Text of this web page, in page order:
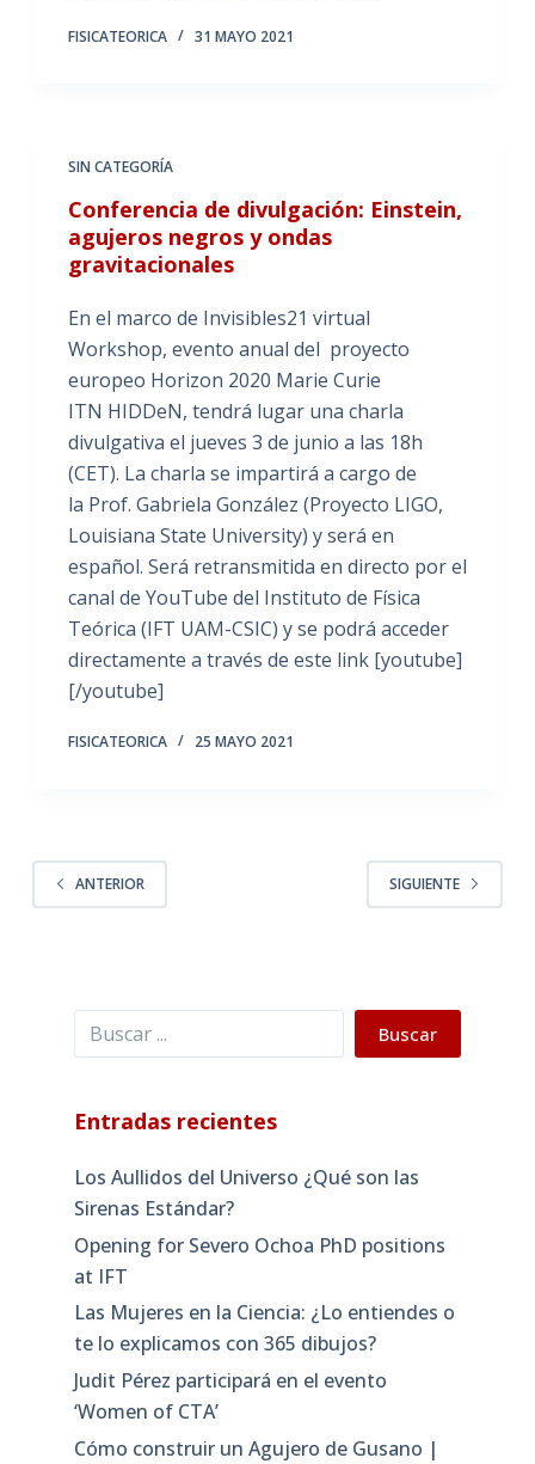
FISICATEORICA 31 MAYO 2021
SIN CATEGORÍA
Conferencia de divulgación: Einstein,
agujeros negros y ondas
gravitacionales
En el marco de Invisibles21 virtual
Workshop, evento anual del proyecto
europeo Horizon 2020 Marie Curie
ITN HIDDeN, tendrá lugar una charla
divulgativa el jueves 3 de junio a las 18h
(CET). La charla se impartirá a cargo de
la Prof. Gabriela González (Proyecto LIGO,
Louisiana State University) y será en
español. Será retransmitida en directo por el
canal de YouTube del Instituto de Física
Teórica (IFT UAM-CSIC) y se podrá acceder
directamente a través de este link [youtube]
[/youtube]
FISICATEORICA 25 MAYO 2021
ANTERIOR SIGUIENTE
Buscar Buscar
Entradas recientes
Los Aullidos del Universo ¿Qué son las
Sirenas Estándar?
Opening for Severo Ochoa PhD positions
at IFT
Las Mujeres en la Ciencia: ¿Lo entiendes o
te lo explicamos con 365 dibujos?
Judit Pérez participará en el evento
‘Women of CTA’
Cómo construir un Agujero de Gusano |